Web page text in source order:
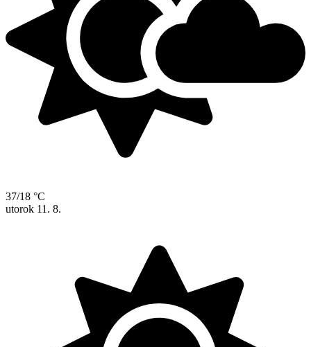
37/18 °C
utorok 11. 8.